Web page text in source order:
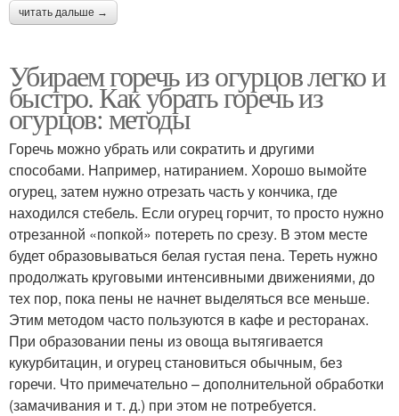
читать дальше →
Убираем горечь из огурцов легко и
быстро. Как убрать горечь из
огурцов: методы
Горечь можно убрать или сократить и другими
способами. Например, натиранием. Хорошо вымойте
огурец, затем нужно отрезать часть у кончика, где
находился стебель. Если огурец горчит, то просто нужно
отрезанной «попкой» потереть по срезу. В этом месте
будет образовываться белая густая пена. Тереть нужно
продолжать круговыми интенсивными движениями, до
тех пор, пока пены не начнет выделяться все меньше.
Этим методом часто пользуются в кафе и ресторанах.
При образовании пены из овоща вытягивается
кукурбитацин, и огурец становиться обычным, без
горечи. Что примечательно – дополнительной обработки
(замачивания и т. д.) при этом не потребуется.